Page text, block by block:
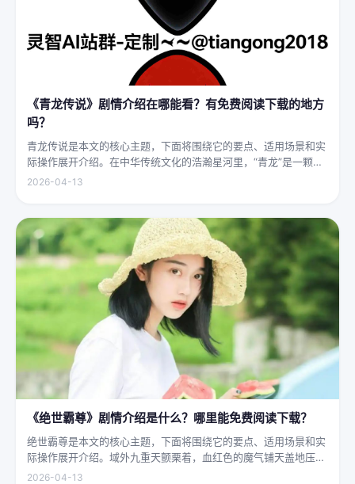
《青龙传说》剧情介绍在哪能看？有免费阅读下载的地方
吗？
青龙传说是本文的核心主题，下面将围绕它的要点、适用场景和实
际操作展开介绍。在中华传统文化的浩瀚星河里，“青龙”是一颗璀
璨夺目的明珠，它与白虎、朱雀、玄武并称“四灵”，雄踞东方，是
2026-04-13
《绝世霸尊》剧情介绍是什么？哪里能免费阅读下载？
绝世霸尊是本文的核心主题，下面将围绕它的要点、适用场景和实
际操作展开介绍。域外九重天颤栗着，血红色的魔气铺天盖地压向
人间界最后一道防线——诛仙阵。阵中百万仙神联军已是强弩之
2026-04-13